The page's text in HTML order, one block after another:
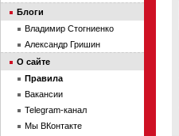
Блоги
Владимир Стогниенко
Александр Гришин
О сайте
Правила
Вакансии
Telegram-канал
Мы ВКонтакте